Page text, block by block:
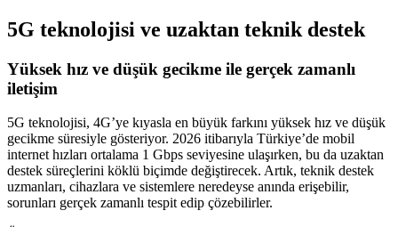
5G teknolojisi ve uzaktan teknik destek
Yüksek hız ve düşük gecikme ile gerçek zamanlı
iletişim
5G teknolojisi, 4G’ye kıyasla en büyük farkını yüksek hız ve düşük
gecikme süresiyle gösteriyor. 2026 itibarıyla Türkiye’de mobil
internet hızları ortalama 1 Gbps seviyesine ulaşırken, bu da uzaktan
destek süreçlerini köklü biçimde değiştirecek. Artık, teknik destek
uzmanları, cihazlara ve sistemlere neredeyse anında erişebilir,
sorunları gerçek zamanlı tespit edip çözebilirler.